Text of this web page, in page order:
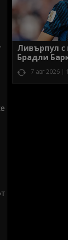
Ливърпул с
Брадли
7 авг 2026 |